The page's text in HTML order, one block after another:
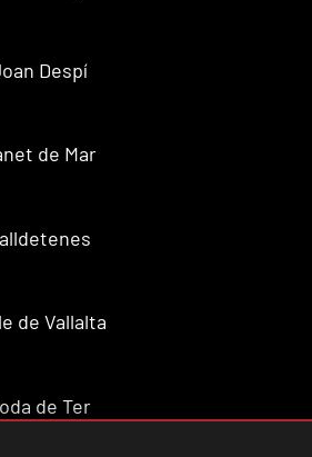
Despí
de Mar
de Vallalta
de Ter